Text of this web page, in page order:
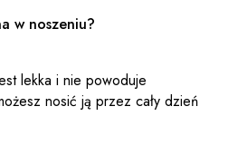
w noszeniu?
lekka i nie powoduje
nosić ją przez cały dzień